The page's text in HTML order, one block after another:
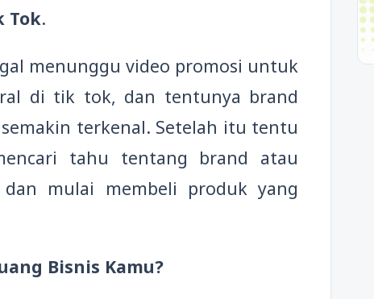
Tok.
menunggu video promosi untuk
di tik tok, dan tentunya brand
terkenal. Setelah itu tentu
tahu tentang brand atau
mulai membeli produk yang
Bisnis Kamu?